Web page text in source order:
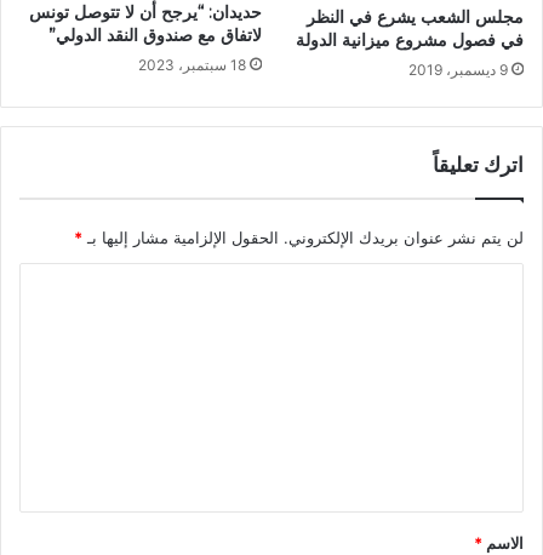
مجلس الشعب يشرع في النظر
في فصول مشروع ميزانية الدولة
9 ديسمبر، 2019
حديدان: “يرجح أن لا تتوصل تونس
لاتفاق مع صندوق النقد الدولي”
18 سبتمبر، 2023
اترك تعليقاً
لن يتم نشر عنوان بريدك الإلكتروني. الحقول الإلزامية مشار إليها بـ *
*
الاسم *